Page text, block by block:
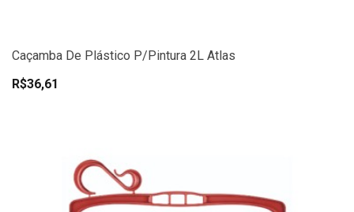
Caçamba De Plástico P/Pintura 2L Atlas
R$36,61